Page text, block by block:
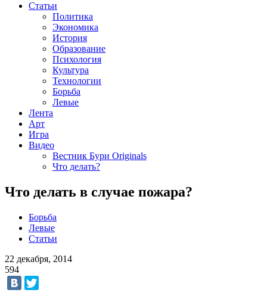
Статьи
Политика
Экономика
История
Образование
Психология
Культура
Технологии
Борьба
Левые
Лента
Арт
Игра
Видео
Вестник Бури Originals
Что делать?
Что делать в случае пожара?
Борьба
Левые
Статьи
22 декабря, 2014
594